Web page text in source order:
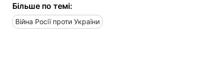
Більше по темі:
Війна Росії проти України